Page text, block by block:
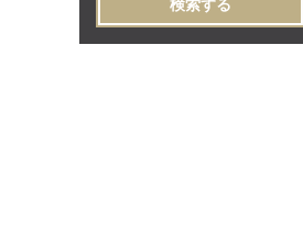
検索する